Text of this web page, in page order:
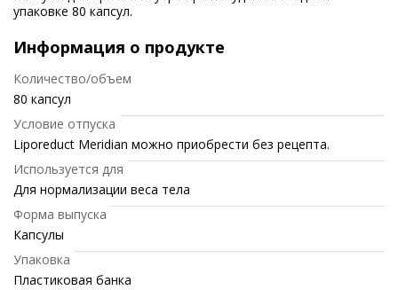
упаковке 80 капсул.
Информация о продукте
Количество/объем
80 капсул
Условие отпуска
Liporeduct Meridian можно приобрести без рецепта.
Используется для
Для нормализации веса тела
Форма выпуска
Капсулы
Упаковка
Пластиковая банка